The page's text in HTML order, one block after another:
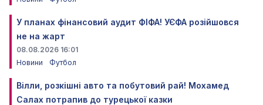
У планах фінансовий аудит ФІФА! УЄФА розійшовся
не на жарт
08.08.2026 16:01
Новини
Футбол
Вілли, розкішні авто та побутовий рай! Мохамед
Салах потрапив до турецької казки